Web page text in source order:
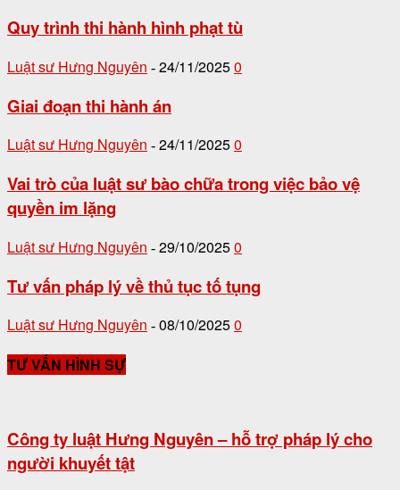
Quy trình thi hành hình phạt tù
Luật sư Hưng Nguyên - 24/11/20250
Giai đoạn thi hành án
Luật sư Hưng Nguyên - 24/11/20250
Vai trò của luật sư bào chữa trong việc bảo vệ
quyền im lặng
Luật sư Hưng Nguyên - 29/10/20250
Tư vấn pháp lý về thủ tục tố tụng
Luật sư Hưng Nguyên - 08/10/20250
TƯ VẤN HÌNH SỰ
Công ty luật Hưng Nguyên – hỗ trợ pháp lý cho
người khuyết tật